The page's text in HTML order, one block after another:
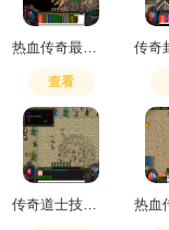
热血传奇最强职业搭配
查看
传奇道士技能顺序